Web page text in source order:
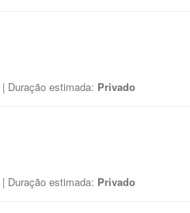
| Duração estimada: Privado
| Duração estimada: Privado